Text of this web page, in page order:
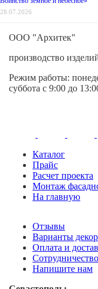
28.07.2026
ООО "Архитек"
производство
Режим работы:
суббота с 9:00 до
Каталог
Прайс
Расчет проекта
Монтаж
На главную
Отзывы
Варианты
Оплата и
Сотрудничество
Напишите нам